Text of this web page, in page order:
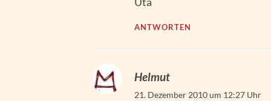
ANTWORTEN
Helmut
21. Dezember 2010 um 12:27 Uhr